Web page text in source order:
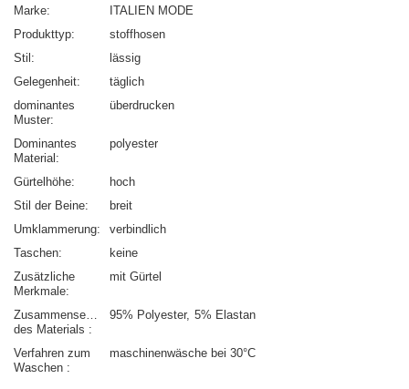
Marke
ITALIEN MODE
Produkttyp
stoffhosen
Stil
lässig
Gelegenheit
täglich
dominantes
Muster
überdrucken
Dominantes
Material
polyester
Gürtelhöhe
hoch
Stil der Beine
breit
Umklammerung
verbindlich
Taschen
keine
Zusätzliche
Merkmale
mit Gürtel
Zusammensetzung
des Materials
95% Polyester 5% Elastan
Verfahren zum
Waschen
maschinenwäsche bei 30°C